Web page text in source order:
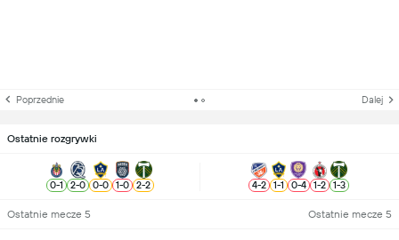
Poprzednie Dalej
Ostatnie rozgrywki
0-1 2-0 0-0 1-0 2-2 4-2 1-1 0-4 1-2 1-3
Ostatnie mecze 5 Ostatnie mecze 5